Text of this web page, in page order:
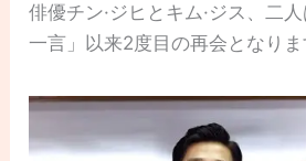
俳優チン·ジヒとキム·ジス、二
一言」以来2度目の再会となりま